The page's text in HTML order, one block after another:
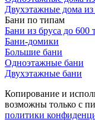
Двухэтажные дома
Бани по типам
Бани из бруса до 600
Бани-домики
Большие бани
Одноэтажные бани
Двухэтажные бани
Копирование и
возможны только с
политики